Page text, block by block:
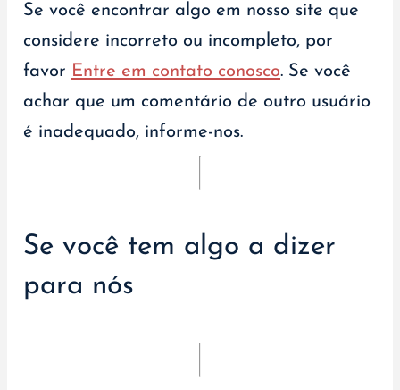
Se você encontrar algo em nosso site que
considere incorreto ou incompleto, por
favor Entre em contato conosco. Se você
achar que um comentário de outro usuário
é inadequado, informe-nos.
Se você tem algo a dizer
para nós